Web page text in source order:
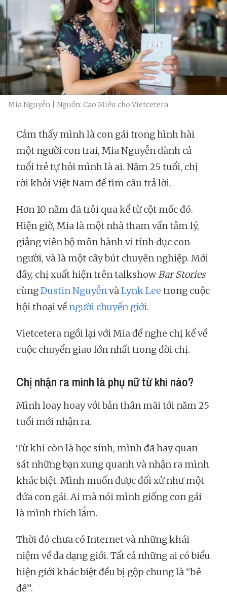
Mia Nguyễn | Nguồn: Cao Miêu cho Vietcetera
Cảm thấy mình là con gái trong hình hài
một người con trai, Mia Nguyễn dành cả
tuổi trẻ tự hỏi mình là ai. Năm 25 tuổi, chị
rời khỏi Việt Nam để tìm câu trả lời.
Hơn 10 năm đã trôi qua kể từ cột mốc đó.
Hiện giờ, Mia là một nhà tham vấn tâm lý,
giảng viên bộ môn hành vi tính dục con
người, và là một cây bút chuyên nghiệp. Mới
đây, chị xuất hiện trên talkshowBar Stories
cùngDustin NguyễnvàLynk Lee trong cuộc
hội thoại về người chuyển giới.
Vietcetera ngồi lại với Mia để nghe chị kể về
cuộc chuyển giao lớn nhất trong đời chị.
Chị nhận ra mình là phụ nữ từ khi nào?
Mình loay hoay với bản thân mãi tới năm 25
tuổi mới nhận ra.
Từ khi còn là học sinh, mình đã hay quan
sát những bạn xung quanh và nhận ra mình
khác biệt. Mình muốn được đối xử như một
đứa con gái. Ai mà nói mình giống con gái
là mình thích lắm.
Thời đó chưa có Internet và những khái
niệm về đa dạng giới. Tất cả những ai có biểu
hiện giới khác biệt đều bị gộp chung là “bê
đê”.